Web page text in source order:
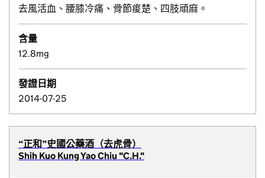
去風活血、腰膝冷痛、骨節痠楚、四肢頑麻。
含量
12.8mg
發證日期
2014-07-25
“正和”史國公藥酒（去虎骨）
Shih Kuo Kung Yao Chiu "C.H."